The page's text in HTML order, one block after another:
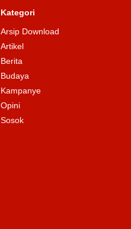
Kategori
Arsip Download
Artikel
Berita
Budaya
Kampanye
Opini
Sosok